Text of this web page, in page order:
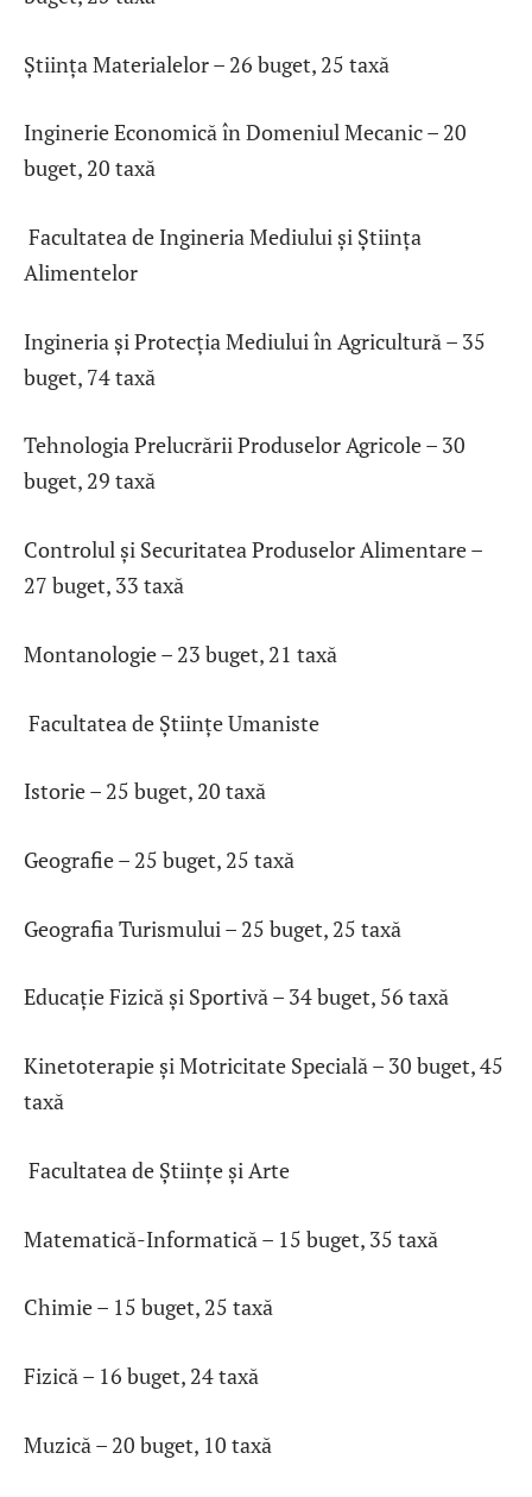
Știința Materialelor – 26 buget, 25 taxă
Inginerie Economică în Domeniul Mecanic – 20
buget, 20 taxă
Facultatea de Ingineria Mediului și Știința
Alimentelor
Ingineria și Protecția Mediului în Agricultură – 35
buget, 74 taxă
Tehnologia Prelucrării Produselor Agricole – 30
buget, 29 taxă
Controlul și Securitatea Produselor Alimentare –
27 buget, 33 taxă
Montanologie – 23 buget, 21 taxă
Facultatea de Științe Umaniste
Istorie – 25 buget, 20 taxă
Geografie – 25 buget, 25 taxă
Geografia Turismului – 25 buget, 25 taxă
Educație Fizică și Sportivă – 34 buget, 56 taxă
Kinetoterapie și Motricitate Specială – 30 buget, 45
taxă
Facultatea de Științe și Arte
Matematică-Informatică – 15 buget, 35 taxă
Chimie – 15 buget, 25 taxă
Fizică – 16 buget, 24 taxă
Muzică – 20 buget, 10 taxă